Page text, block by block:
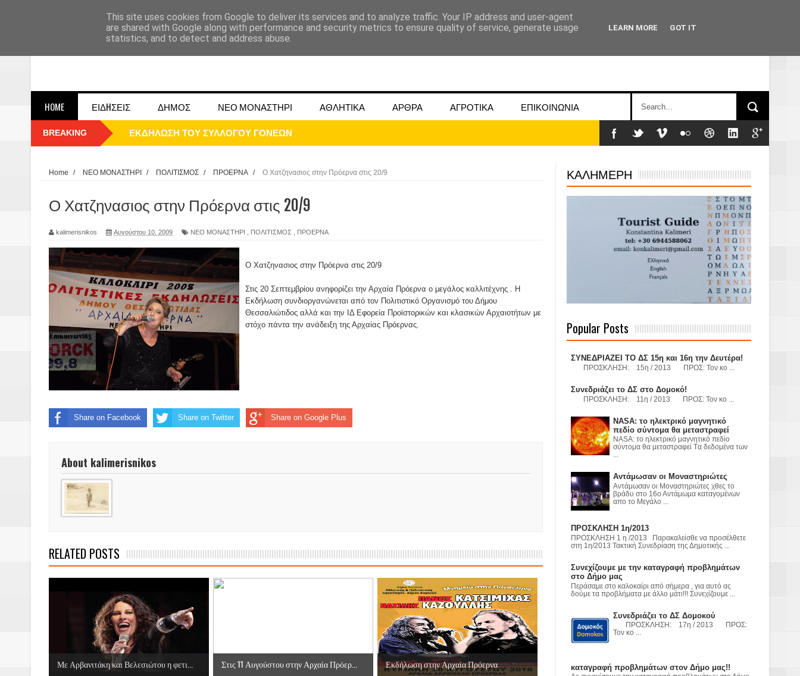
HOME ΕΙΔHΣΕΙΣ ΔΗΜΟΣ ΝΕΟ ΜΟΝΑΣΤΗΡΙ ΑΘΛΗΤΙΚΑ ΑΡΘΡΑ ΑΓΡΟΤΙΚΑ ΕΠΙΚΟΙΝΩΝΙΑ
BREAKING ΠΑΡΕ΄ΛΑΣΗ 25ΗΣ 2025
ΟΙ ΕΚΔΗΛΩΣΕΙΣ ΤΟΥ ΔΗΜΟΥ ΔΟΜΟΚΟΥ ΓΙΑ ΜΑΙΟ ΚΑΙ ΙΟΥΝΙΟ 2024
Η εκτέλεση των αδελφών Παπαιωάννου στην Ομβριακή Δομοκού την 1η Δεκέμβρη 1942
Δύο νέα μηχανήμτα στο Δήμο Δομοκού.
ΝΟΕΜΒΡΙΟΣ 1943 80 χρόνια από το κάψιμο των χωριών της Λίμνης Πλαστήρα από Ιταλούς και Γερμανούς
κατακτητές
Αδελφές Αλεξανδρή: Οι τρίδυμες Ελληνίδες με ρίζες απο τον Δομοκό που κυριαρχούν στο Παγκόσμιο
Πρωτάθλημα με την Αυστρία!
Ξεκινούν οι αιτήσεις συμμετοχής στο Διαγωνισμό Ιδεών - Hackathon που διοργανώνει η ΑΝ.ΚΑ Α.Ε. με σκοπό
τη διαμόρφωση - επεξεργασία πρωτότυπων ιδεών στους τομείς της περιβαλλοντικής βιωσιμότητας και
ΠΡΟΚΗΡΥΞΗ ΑΝΟΙΚΤΟΥ ΗΛΕΚΤΡΟΝΙΚΟΥ ΔΙΑΓΩΝΙΣΜΟΥ «ΛΕΙΤΟΥΡΓΙΑ ΒΙΟΚΑ ΧΥΤΑ ΔΟΜΟΚΟΥ– ΧΥΤΑ»
Επικύρωση των αποτελεσμάτων των δημοτικών εκλογών που έλαβαν χώρα την 8η Οκτωβρίου 2023
ΔΙΑΚΟΠΕΣ ΡΕΥΜΑΤΟΣ ΣΤΗΝ ΔΕΗ
ΕΙΔΩΛΙΑ Από ΠΡΟΕΡΝΑ Ναός Δήμητρας
ΤΟ ΙΕΡΟ ΤΗΣ ΘΕΑΣ ΔΗΜΗΤΡΑΣ ΣΤΗΝ ΠΡΟΕΡΝΑ ΣΤΟ ΝΕΟ ΜΟΝΑΣΤΉΡΙ
H MAXH ΣTO ΝΤΟΜΠΡΟΥΖΗ
Home / ΝΕΟ ΜΟΝΑΣΤΗΡΙ / ΠΟΛΙΤΙΣΜΟΣ / ΠΡΟΕΡΝΑ / Ο Χατζηνασιος στην Πρόερνα στις 20/9
Ο Χατζηνασιος στην Πρόερνα στις 20/9
kalimerisnikos Αυγούστου 10, 2009 ΝΕΟ ΜΟΝΑΣΤΗΡΙ ΠΟΛΙΤΙΣΜΟΣ ΠΡΟΕΡΝΑ
Ο Χατζηνασιος στην Πρόερνα στις 20/9
Στις 20 Σεπτεμβρίου ανηφορίζει την Αρχαία Πρόερνα ο μεγάλος καλλιτέχνης . Η
Εκδήλωση συνδιοργανώνεται από τον Πολιτιστικό Οργανισμό του Δήμου
Θεσσαλιώτιδος αλλά και την ΙΔ Εφορεία Προϊστορικών και κλασικών Αρχαιοτήτων με
στόχο πάντα την ανάδειξη της Αρχαίας Πρόερνας.
Share on Facebook Share on Twitter Share on Google Plus
About kalimerisnikos
RELATED POSTS
Με Αρβανιτάκη και Βελεσιώτου η φετι... Στις 11 Αυγούστου στην Αρχαία Πρόερ... Εκδήλωση στην Αρχαία Πρόερνα
ΚΑΛΗΜΕΡΗ
Popular Posts
ΣΥΝΕΔΡΙΑΖΕΙ ΤΟ ΔΣ 15η και 16η την Δευτέρα!
ΠΡΟΣΚΛΗΣΗ: 15η / 2013 ΠΡΟΣ: Τον κο ...
Συνεδριάζει το ΔΣ στο Δομοκό!
ΠΡΟΣΚΛΗΣΗ: 11η / 2013 ΠΡΟΣ: Τον κο ...
NASA: το ηλεκτρικό μαγνητικό
πεδίο σύντομα θα μεταστραφεί
NASA: το ηλεκτρικό μαγνητικό πεδίο
σύντομα θα μεταστραφεί Tα δεδομένα των
Αντάμωσαν οι Μοναστηριώτες
Αντάμωσαν οι Μοναστηριώτες χθες το
βράδυ στο 16ο Αντάμωμα καταγομένων
απο το Μεγάλο ...
ΠΡΟΣΚΛΗΣΗ 1η/2013
ΠΡΟΣΚΛΗΣΗ 1 η /2013 Παρακαλείσθε να προσέλθετε
στη 1η/2013 Τακτική Συνεδρίαση της Δημοτικής ...
Συνεχίζουμε με την καταγραφή προβλημάτων
στο Δήμο μας
Περάσαμε στο καλοκαίρι από σήμερα , για αυτό ας
δούμε τα προβλήματα με άλλο μάτι!!! Συνεχίζουμε ...
Συνεδριάζει το ΔΣ Δομοκού
ΠΡΟΣΚΛΗΣΗ: 17η / 2013 ΠΡΟΣ:
Τον κο ...
καταγραφή προβλημάτων στον Δήμο μας!!
This site uses cookies from Google to deliver its services and to analyze traffic. Your IP address and user-agent
are shared with Google along with performance and security metrics to ensure quality of service, generate usage
statistics, and to detect and address abuse.
LEARN MORE GOT IT